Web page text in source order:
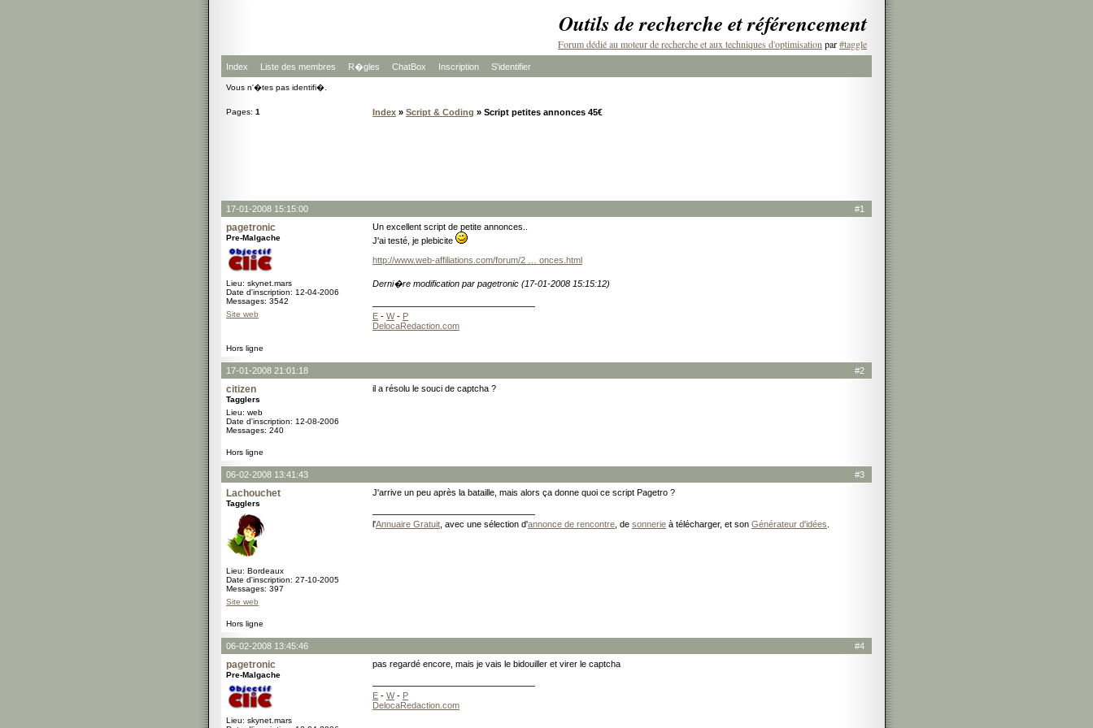
Outils de recherche et référencement
Forum dédié au moteur de recherche et aux techniques d'optimisation par#taggle
Index Liste des membres R�gles ChatBox Inscription S'identifier
Vous n'�tes pas identifi�.
Pages: 1 Index » Script & Coding » Script petites annonces 45€
#1
17-01-2008 15:15:00
pagetronic
Pre-Malgache
Lieu: skynet.mars
Date d'inscription: 12-04-2006
Messages: 3542
Site web
Un excellent script de petite annonces..
J'ai testé, je plebicite
http://www.web-affiliations.com/forum/2 … onces.html
Derni�re modification par pagetronic (17-01-2008 15:15:12)
E - W- P
DelocaRedaction.com
Hors ligne
#2
17-01-2008 21:01:18
citizen
Tagglers
Lieu: web
Date d'inscription: 12-08-2006
Messages: 240
il a résolu le souci de captcha ?
Hors ligne
#3
06-02-2008 13:41:43
Lachouchet
Tagglers
Lieu: Bordeaux
Date d'inscription: 27-10-2005
Messages: 397
Site web
J'arrive un peu après la bataille, mais alors ça donne quoi ce script Pagetro ?
l'Annuaire Gratuit , avec une sélection d'annonce de rencontre , de sonnerie à télécharger, et son Générateur d'idées
Hors ligne
#4
06-02-2008 13:45:46
pagetronic
Pre-Malgache
Lieu: skynet.mars
pas regardé encore, mais je vais le bidouiller et virer le captcha
E - W- P
DelocaRedaction.com